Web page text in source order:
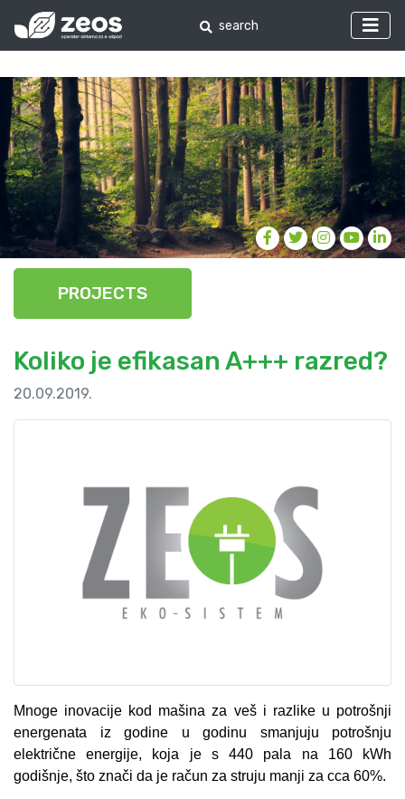
PROJECTS
Koliko je efikasan A+++ razred?
20.09.2019.
Mnoge inovacije kod mašina za veš i razlike u potrošnji
energenata iz godine u godinu smanjuju potrošnju
električne energije, koja je s 440 pala na 160 kWh
godišnje, što znači da je račun za struju manji za cca 60%.